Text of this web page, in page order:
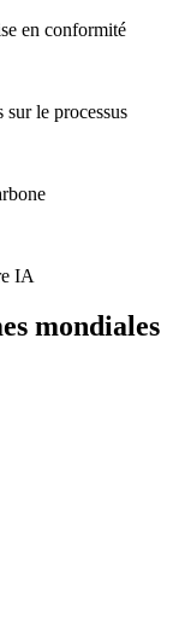
en conformité
le processus
IA
mondiales